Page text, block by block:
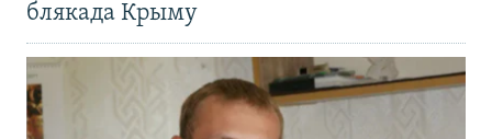
блякада Крыму